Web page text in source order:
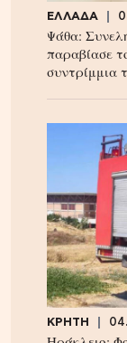
ΕΛΛΑΔΑ
Ψάθα:
παραβίασε
συντρίμμια
ΚΡΗΤΗ